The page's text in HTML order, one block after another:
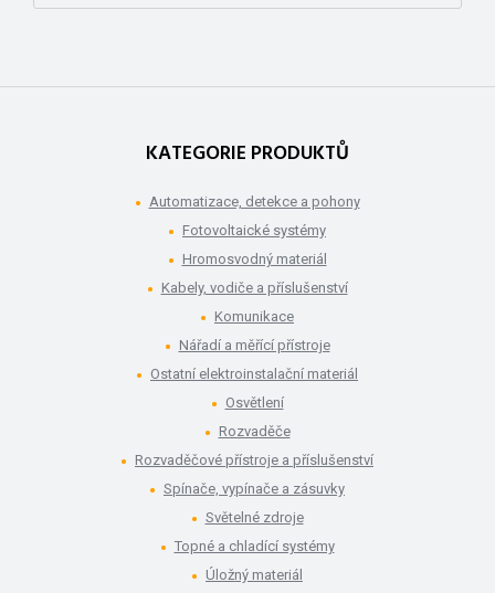
KATEGORIE PRODUKTŮ
Automatizace, detekce a pohony
Fotovoltaické systémy
Hromosvodný materiál
Kabely, vodiče a příslušenství
Komunikace
Nářadí a měřící přístroje
Ostatní elektroinstalační materiál
Osvětlení
Rozvaděče
Rozvaděčové přístroje a příslušenství
Spínače, vypínače a zásuvky
Světelné zdroje
Topné a chladící systémy
Úložný materiál